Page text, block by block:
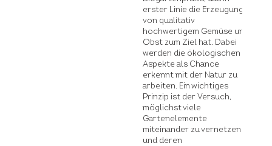
erster Linie die Erzeugung
von qualitativ
hochwertigem Gemüse und
Obst zum Ziel hat. Dabei
werden die ökologischen
Aspekte als Chance
erkennt mit der Natur zu
arbeiten. Ein wichtiges
Prinzip ist der Versuch,
möglichst viele
Gartenelemente
miteinander zu vernetzen
und deren